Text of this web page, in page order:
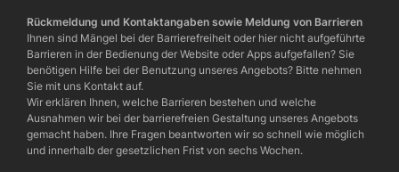
Rückmeldung und Kontaktangaben sowie Meldung von Barrieren
Ihnen sind Mängel bei der Barrierefreiheit oder hier nicht aufgeführte
Barrieren in der Bedienung der Website oder Apps aufgefallen? Sie
benötigen Hilfe bei der Benutzung unseres Angebots? Bitte nehmen
Sie mit uns Kontakt auf.
Wir erklären Ihnen, welche Barrieren bestehen und welche
Ausnahmen wir bei der barrierefreien Gestaltung unseres Angebots
gemacht haben. Ihre Fragen beantworten wir so schnell wie möglich
und innerhalb der gesetzlichen Frist von sechs Wochen.